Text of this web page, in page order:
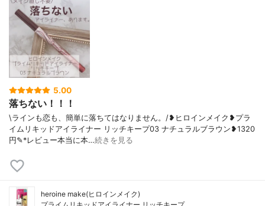
5.00
落ちない！！！
\ラインも恋も、簡単に落ちてはなりません。/❥ヒロインメイク❥プラ
イムリキッドアイライナー リッチキープ03 ナチュラルブラウン❥1320
円✎*レビュー本当に本…続きを見る
heroine make(ヒロインメイク)